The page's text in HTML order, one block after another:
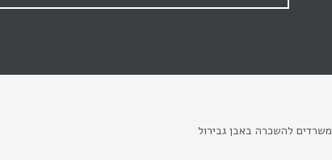
משרדים להשכרה באבן גבירול